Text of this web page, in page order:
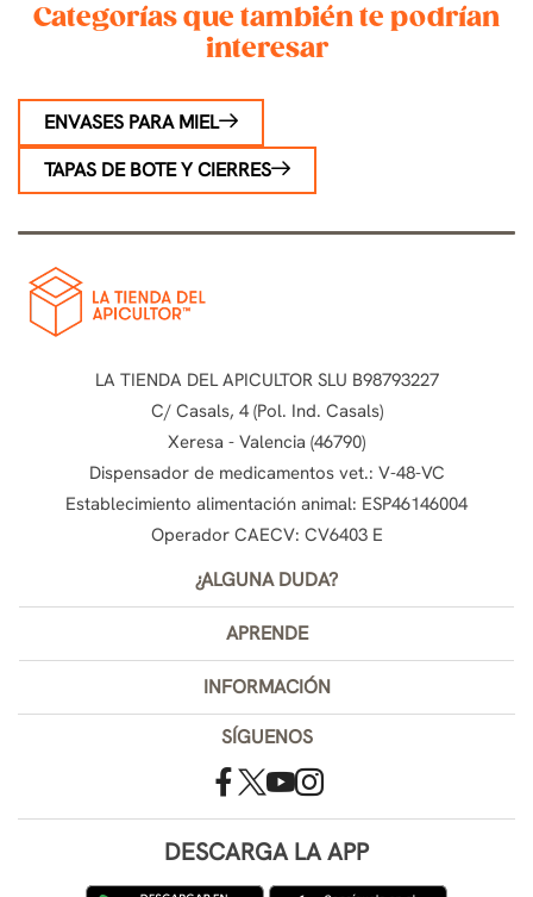
Categorías que también te podrían
interesar
ENVASES PARA MIEL
TAPAS DE BOTE Y CIERRES
LA TIENDA DEL APICULTOR SLU B98793227
C/ Casals, 4 (Pol. Ind. Casals)
Xeresa - Valencia (46790)
Dispensador de medicamentos vet.: V-48-VC
Establecimiento alimentación animal: ESP46146004
Operador CAECV: CV6403 E
¿ALGUNA DUDA?
APRENDE
INFORMACIÓN
SÍGUENOS
DESCARGA LA APP